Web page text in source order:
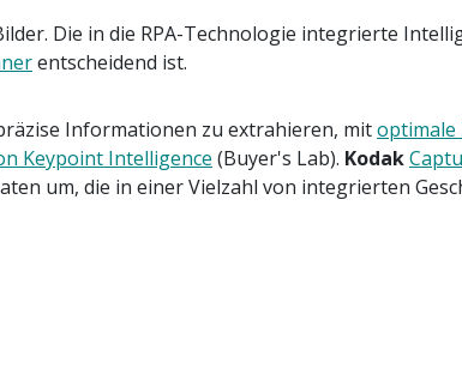
Die in die RPA-Technologie integrierte
entscheidend ist.
Informationen zu extrahieren, mitoptimale
Keypoint Intelligence (Buyer's Lab). Kodak
um, die in einer Vielzahl von integrierten